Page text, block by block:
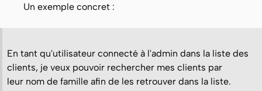
Un exemple concret :
En tant qu'utilisateur connecté à l'admin dans la liste des
clients, je veux pouvoir rechercher mes clients par
leur nom de famille afin de les retrouver dans la liste.